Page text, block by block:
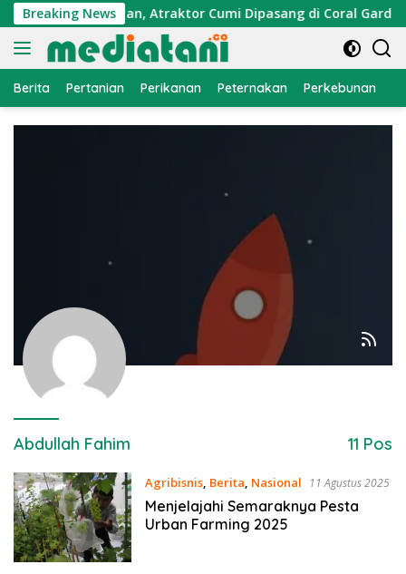
Langsung
ke
konten
Breaking News
Ekonomi Nelayan, Atraktor Cumi Dipasang di Coral Garden
Berita Pertanian Perikanan Peternakan Perkebunan
Abdullah Fahim 11 Pos
Agribisnis, Berita, Nasional 11 Agustus 2025
Menjelajahi Semaraknya Pesta
Urban Farming 2025